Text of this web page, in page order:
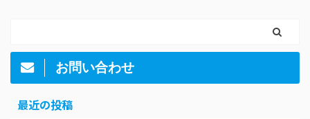
お問い合わせ
最近の投稿